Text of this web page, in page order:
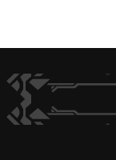
ヴァンガードch